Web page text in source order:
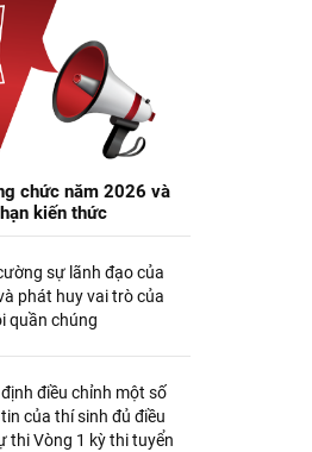
chức năm 2026 và
kiến thức
sự lãnh đạo của
phát huy vai trò của
quần chúng
điều chỉnh một số
của thí sinh đủ điều
thi Vòng 1 kỳ thi tuyển